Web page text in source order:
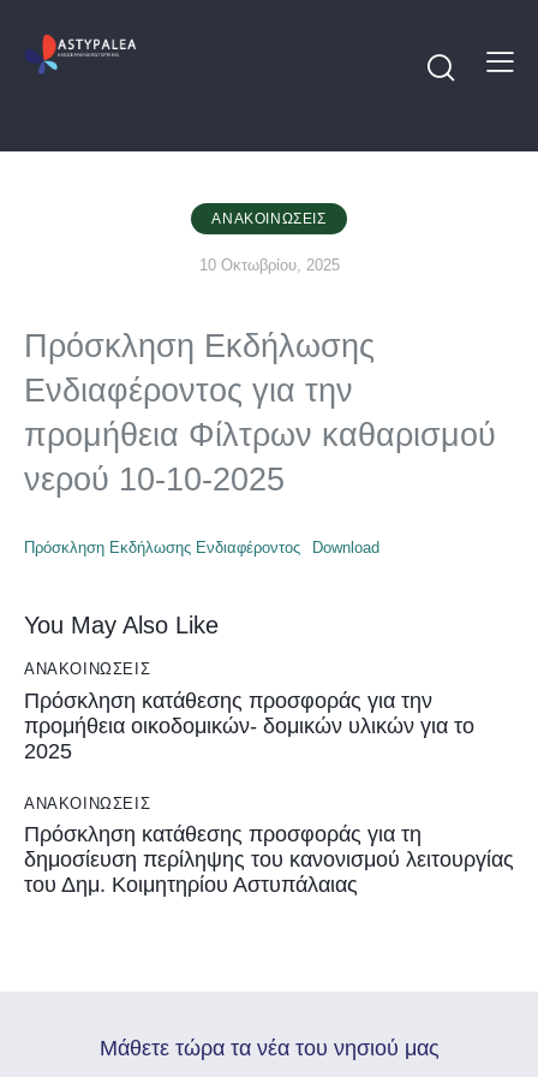
ΑΝΑΚΟΙΝΏΣΕΙΣ
10 Οκτωβρίου, 2025
Πρόσκληση Εκδήλωσης
Ενδιαφέροντος για την
προμήθεια Φίλτρων καθαρισμού
νερού 10-10-2025
Πρόσκληση Εκδήλωσης Ενδιαφέροντος Download
You May Also Like
ΑΝΑΚΟΙΝΏΣΕΙΣ
Πρόσκληση κατάθεσης προσφοράς για την
προμήθεια οικοδομικών- δομικών υλικών για το
2025
ΑΝΑΚΟΙΝΏΣΕΙΣ
Πρόσκληση κατάθεσης προσφοράς για τη
δημοσίευση περίληψης του κανονισμού λειτουργίας
του Δημ. Κοιμητηρίου Αστυπάλαιας
Mάθετε τώρα τα νέα του νησιού μας